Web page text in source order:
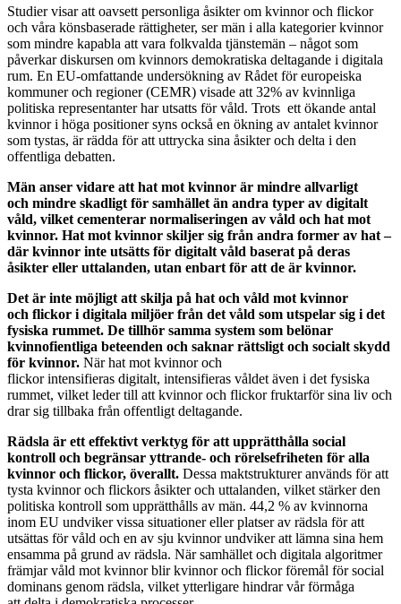
Studier visar att oavsett personliga åsikter om kvinnor och flickor
och våra könsbaserade rättigheter, ser män i alla kategorier kvinnor
som mindre kapabla att vara folkvalda tjänstemän – något som
påverkar diskursen om kvinnors demokratiska deltagande i digitala
rum. En EU-omfattande undersökning av Rådet för europeiska
kommuner och regioner (CEMR) visade att 32% av kvinnliga
politiska representanter har utsatts för våld. Trots ett ökande antal
kvinnor i höga positioner syns också en ökning av antalet kvinnor
som tystas, är rädda för att uttrycka sina åsikter och delta i den
offentliga debatten.
Män anser vidare att hat mot kvinnor är mindre allvarligt
och mindre skadligt för samhället än andra typer av digitalt
våld, vilket cementerar normaliseringen av våld och hat mot
kvinnor. Hat mot kvinnor skiljer sig från andra former av hat –
där kvinnor inte utsätts för digitalt våld baserat på deras
åsikter eller uttalanden, utan enbart för att de är kvinnor.
Det är inte möjligt att skilja på hat och våld mot kvinnor
och flickor i digitala miljöer från det våld som utspelar sig i det
fysiska rummet. De tillhör samma system som belönar
kvinnofientliga beteenden och saknar rättsligt och socialt skydd
för kvinnor. När hat mot kvinnor och
flickor intensifieras digitalt, intensifieras våldet även i det fysiska
rummet, vilket leder till att kvinnor och flickor fruktarför sina liv och
drar sig tillbaka från offentligt deltagande.
Rädsla är ett effektivt verktyg för att upprätthålla social
kontroll och begränsar yttrande- och rörelsefriheten för alla
kvinnor och flickor, överallt. Dessa maktstrukturer används för att
tysta kvinnor och flickors åsikter och uttalanden, vilket stärker den
politiska kontroll som upprätthålls av män. 44,2 % av kvinnorna
inom EU undviker vissa situationer eller platser av rädsla för att
utsättas för våld och en av sju kvinnor undviker att lämna sina hem
ensamma på grund av rädsla. När samhället och digitala algoritmer
främjar våld mot kvinnor blir kvinnor och flickor föremål för social
dominans genom rädsla, vilket ytterligare hindrar vår förmåga